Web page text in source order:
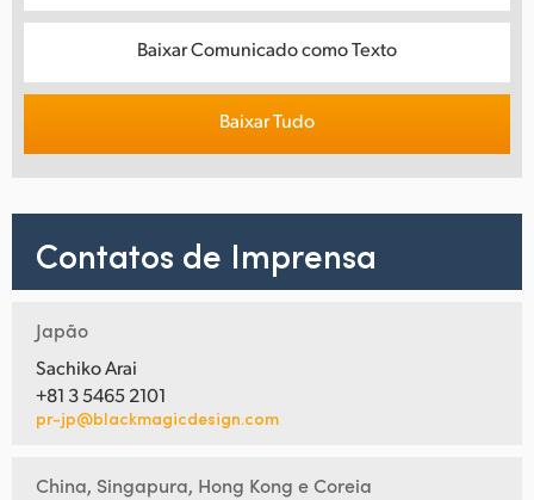
Baixar Comunicado como Texto
Baixar Tudo
Contatos de Imprensa
Japão
Sachiko Arai
+81 3 5465 2101
pr-jp@blackmagicdesign.com
China, Singapura, Hong Kong e Coreia